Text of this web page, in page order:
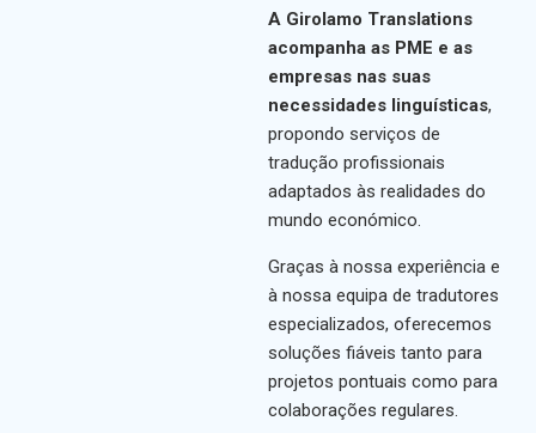
A Girolamo Translations
acompanha as PME e as
empresas nas suas
necessidades linguísticas,
propondo serviços de
tradução profissionais
adaptados às realidades do
mundo económico.
Graças à nossa experiência e
à nossa equipa de tradutores
especializados, oferecemos
soluções fiáveis tanto para
projetos pontuais como para
colaborações regulares.